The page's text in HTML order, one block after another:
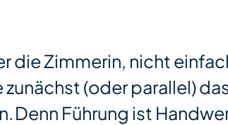
die Zimmerin, nicht
(oder parallel)
Führung ist